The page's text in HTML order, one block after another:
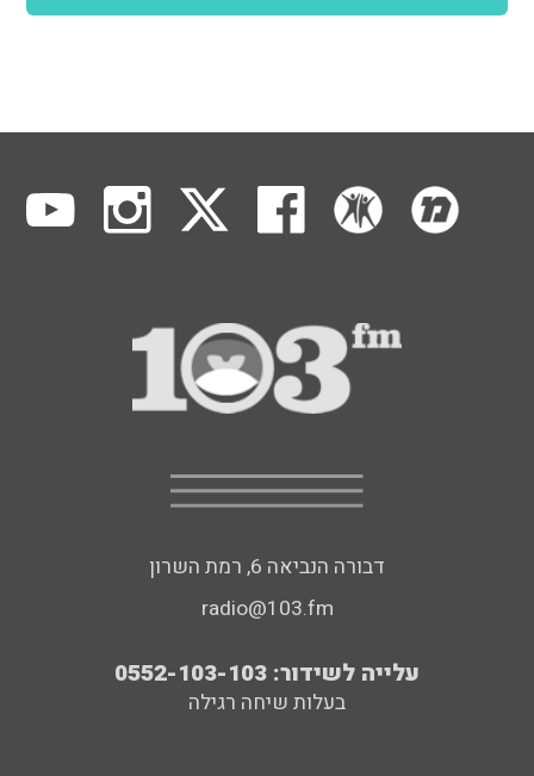
דבורה הנביאה 6, רמת השרון
radio@103.fm
עלייה לשידור: 0552-103-103
בעלות שיחה רגילה